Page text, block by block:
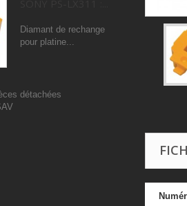
Diamant de rechange
pour platine...